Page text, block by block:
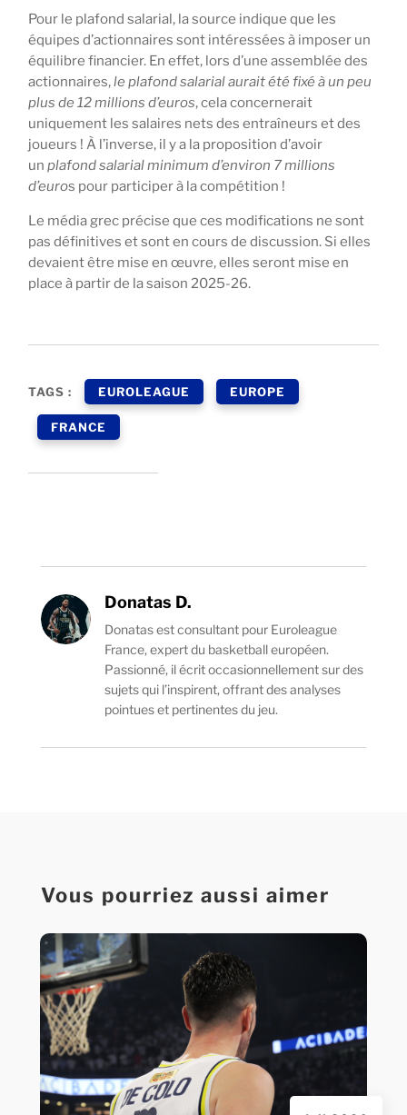
Pour le plafond salarial, la source indique que les
équipes d’actionnaires sont intéressées à imposer un
équilibre financier. En effet, lors d’une assemblée des
actionnaires,le plafond salarial aurait été fixé à un peu
plus de 12 millions d’euros, cela concernerait
uniquement les salaires nets des entraîneurs et des
joueurs ! À l’inverse, il y a la proposition d’avoir
unplafond salarial minimum d’environ 7 millions
d’euros pour participer à la compétition !
Le média grec précise que ces modifications ne sont
pas définitives et sont en cours de discussion. Si elles
devaient être mise en œuvre, elles seront mise en
place à partir de la saison 2025-26.
TAGS : EUROLEAGUE EUROPE
FRANCE
Donatas D.
Donatas est consultant pour Euroleague
France, expert du basketball européen.
Passionné, il écrit occasionnellement sur des
sujets qui l’inspirent, offrant des analyses
pointues et pertinentes du jeu.
Vous pourriez aussi aimer